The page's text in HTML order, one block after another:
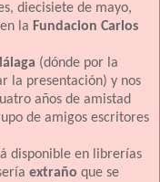
diecisiete de mayo,
la Fundacion Carlos
(dónde por la
la presentación) y nos
años de amistad
de amigos escritores
disponible en librerías
extraño que se